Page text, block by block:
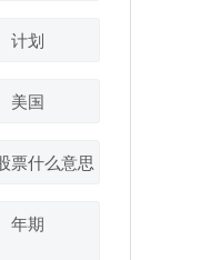
计划
美国
票什么意思
年期